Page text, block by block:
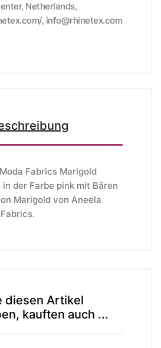
Netherlands,
, info@rhinetex.com
Fabrics Marigold
der Farbe pink mit Bären
Marigold von Aneela
.
diesen Artikel
kauften auch ...